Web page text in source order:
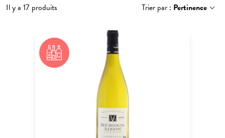
Il y a 17 produits Trier par : Pertinence